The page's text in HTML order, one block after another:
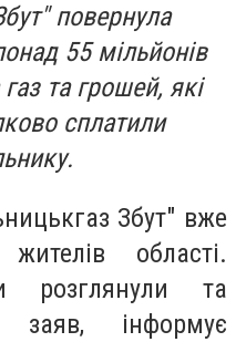
повернула
55 мільйонів
та грошей, які
сплатили
Збут" вже
області.
розглянули та
заяв, інформує